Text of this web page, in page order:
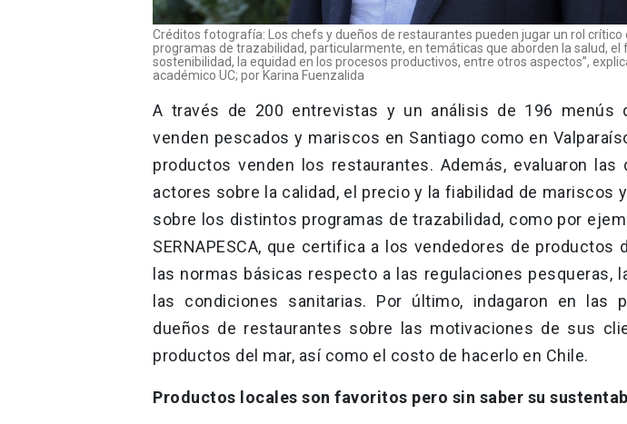
Créditos fotografía: Los chefs y dueños de restaurantes pueden jugar un rol crítico
programas de trazabilidad, particularmente, en temáticas que aborden la salud, el
sostenibilidad, la equidad en los procesos productivos, entre otros aspectos”,
académico UC; por Karina Fuenzalida
A través de 200 entrevistas y un análisis de 196 menús
venden pescados y mariscos en Santiago como en
productos venden los restaurantes. Además, evaluaron
actores sobre la calidad, el precio y la fiabilidad de mariscos
sobre los distintos programas de trazabilidad, como por
SERNAPESCA, que certifica a los vendedores de productos
las normas básicas respecto a las regulaciones pesqueras,
las condiciones sanitarias. Por último, indagaron en las
dueños de restaurantes sobre las motivaciones de sus
productos del mar, así como el costo de hacerlo en Chile.
Productos locales son favoritos pero sin saber su